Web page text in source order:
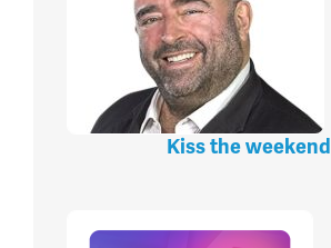
Kiss the weekend